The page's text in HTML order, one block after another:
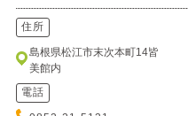
住所
島根県松江市末次本町14皆
美館内
電話